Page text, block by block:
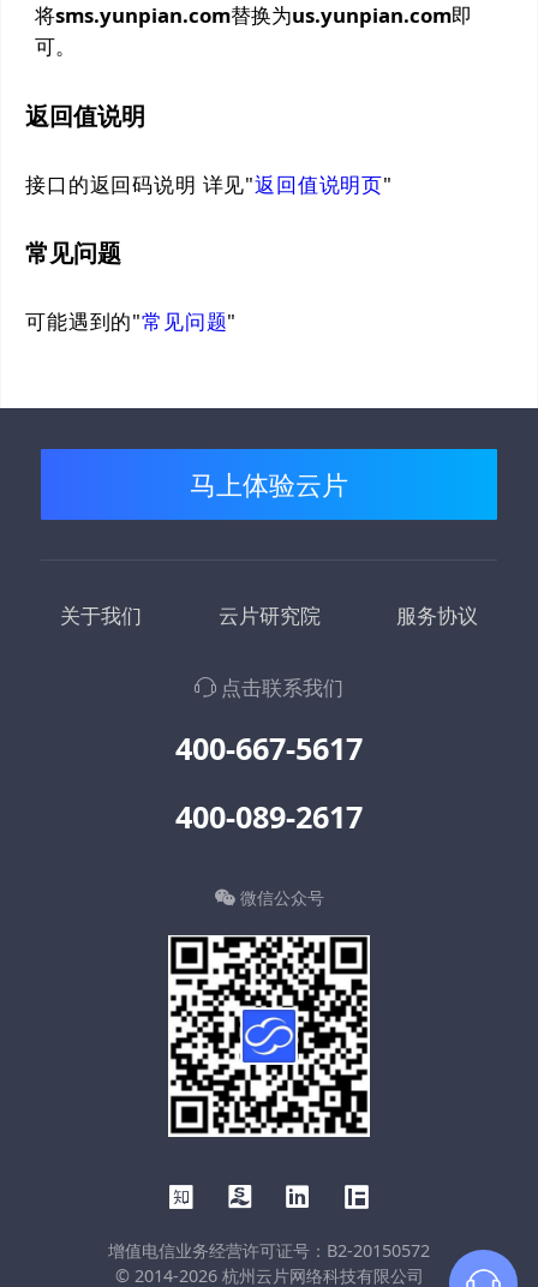
将sms.yunpian.com替换为us.yunpian.com即
可。
返回值说明
接口的返回码说明 详见"返回值说明页"
常见问题
可能遇到的"常见问题"
马上体验云片
关于我们 云片研究院 服务协议
点击联系我们
400-667-5617
400-089-2617
微信公众号
增值电信业务经营许可证号：B2-20150572
© 2014-2026 杭州云片网络科技有限公司